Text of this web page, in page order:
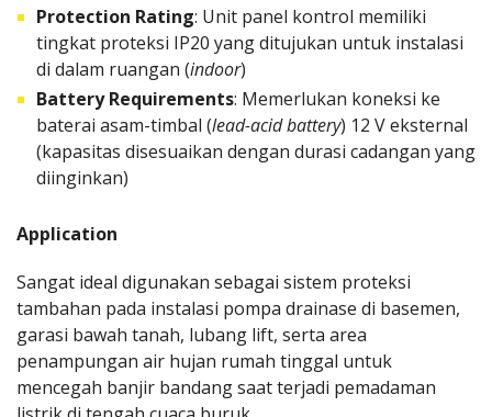
Protection Rating: Unit panel kontrol memiliki
tingkat proteksi IP20 yang ditujukan untuk instalasi
di dalam ruangan (indoor)
Battery Requirements: Memerlukan koneksi ke
baterai asam-timbal (lead-acid battery) 12 V eksternal
(kapasitas disesuaikan dengan durasi cadangan yang
diinginkan)
Application
Sangat ideal digunakan sebagai sistem proteksi
tambahan pada instalasi pompa drainase di basemen,
garasi bawah tanah, lubang lift, serta area
penampungan air hujan rumah tinggal untuk
mencegah banjir bandang saat terjadi pemadaman